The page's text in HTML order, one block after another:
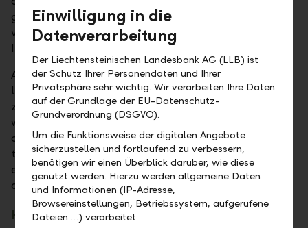
gemeinsamen Kinderevent durch. Wie bereits in den
vergangenen Jahren stiess der Event auf riesiges
Interesse.
Aus den zahlreichen Anmeldungen für die Teilnahme
loste die LLB 70 Mädchen und Buben im Alter
zwischen acht und zwölf Jahren aus. Die Gewinner
wurden zu einem exklusiven Training mit den Profis
des FC Vaduz eingeladen. Kinder, die nicht am Event
teilnehmen konnten, gingen aber nicht leer aus: Sie
erhielten je einen Gratiseintritt zu einem Heimspiel
des FC Vaduz nach Wahl.
Hinter den Kulissen des Rheinpark Stadions
Einwilligung in die
Datenverarbeitung
Der Liechtensteinischen Landesbank AG (LLB) ist
der Schutz Ihrer Personendaten und Ihrer
Privatsphäre sehr wichtig. Wir verarbeiten Ihre Daten
auf der Grundlage der EU-Datenschutz-
Grundverordnung (DSGVO).
Um die Funktionsweise der digitalen Angebote
sicherzustellen und fortlaufend zu verbessern,
benötigen wir einen Überblick darüber, wie diese
genutzt werden. Hierzu werden allgemeine Daten
und Informationen (IP-Adresse,
Browsereinstellungen, Betriebssystem, aufgerufene
Dateien …) verarbeitet.